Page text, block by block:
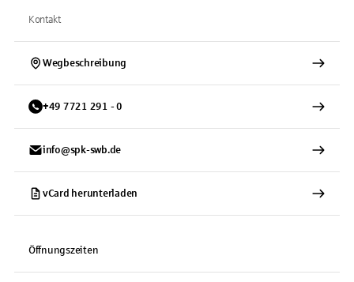
Kontakt
Wegbeschreibung
+49 7721 291 - 0
info@spk-swb.de
vCard herunterladen
Öffnungszeiten